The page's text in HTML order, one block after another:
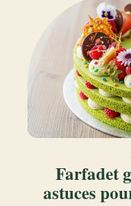
Farfadet
astuces